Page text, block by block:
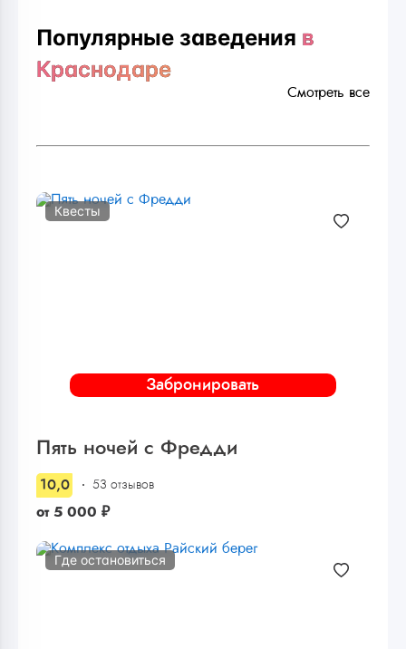
Популярные заведения в
Краснодаре
Смотреть все
Забронировать
Квесты
Пять ночей с Фредди
10,0 53 отзывов
от 5 000 ₽
Где остановиться